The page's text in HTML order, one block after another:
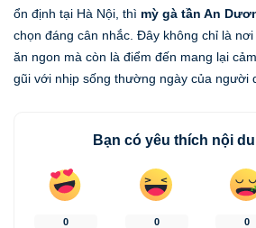
ổn định tại Hà Nội, thì mỳ gà tần An
chọn đáng cân nhắc. Đây không chỉ là
ăn ngon mà còn là điểm đến mang lại
gũi với nhịp sống thường ngày của người
Bạn có yêu thích nội
0 0 0